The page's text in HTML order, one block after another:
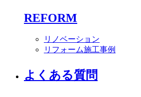
REFORM
リノベーション
リフォーム施工事例
よくある質問